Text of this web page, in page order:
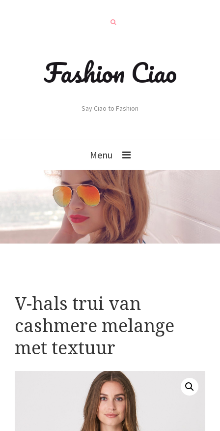
Fashion Ciao
Say Ciao to Fashion
Menu
V-hals trui van
cashmere melange
met textuur